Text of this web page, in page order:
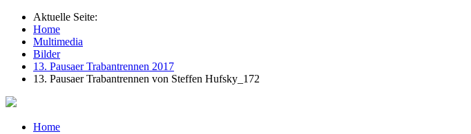
Aktuelle Seite:
Home
Multimedia
Bilder
13. Pausaer Trabantrennen 2017
13. Pausaer Trabantrennen von Steffen Hufsky_172
Home